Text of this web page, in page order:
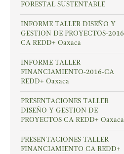
FORESTAL SUSTENTABLE
INFORME TALLER DISEÑO Y
GESTION DE PROYECTOS-2016
CA REDD+ Oaxaca
INFORME TALLER
FINANCIAMIENTO-2016-CA
REDD+ Oaxaca
PRESENTACIONES TALLER
DISEÑO Y GESTION DE
PROYECTOS CA REDD+ Oaxaca
PRESENTACIONES TALLER
FINANCIAMIENTO CA REDD+